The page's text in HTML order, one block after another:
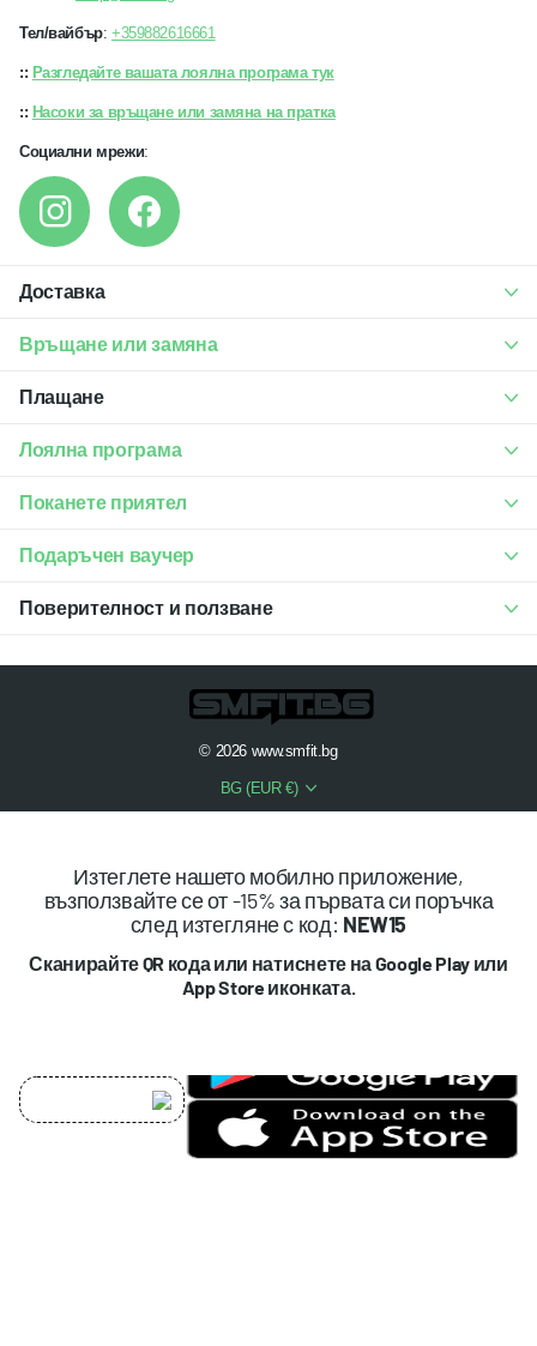
Доставка
Връщане или замяна
Плащане
Лоялна програма
Поканете приятел
Подаръчен ваучер
Поверителност и ползване
Тел/вайбър: +359882616661
:: Разгледайте вашата лоялна програма тук
:: Насоки за връщане или замяна на пратка
Социални мрежи:
© 2026www.smfit.bg
BG (EUR €)
Изтеглете нашето мобилно приложение,
възползвайте се от -15% за първата си поръчка
след изтегляне с код: NEW15
Сканирайте QR кода или натиснете на Google Play или
App Store иконката.